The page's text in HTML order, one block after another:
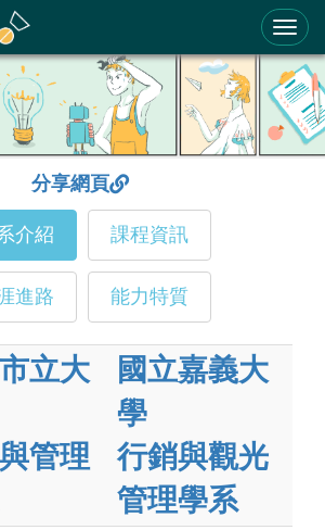
中育才輔助系統
分享網頁
介紹 課程資訊
進路 能力特質
立大
管理
國立嘉義大
學
行銷與觀光
管理學系